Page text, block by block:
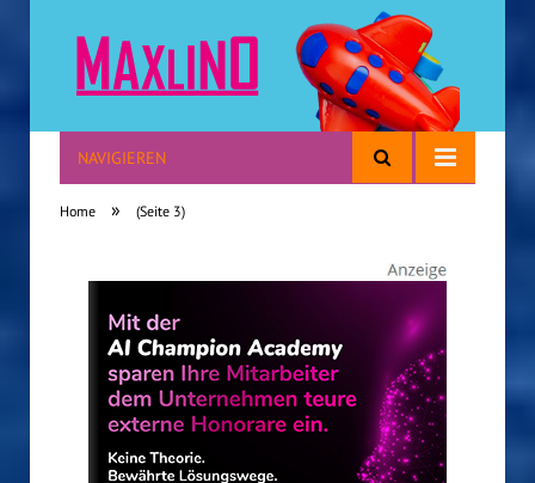
Reisen mit Kindern
NAVIGIEREN
Home » (Seite 3)